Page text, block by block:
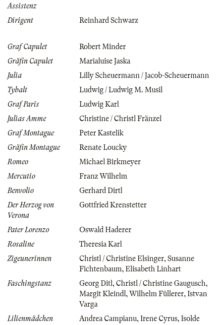
Assistenz
Dirigent Reinhard Schwarz
Graf Capulet
Robert Minder
Gräfin Capulet
Marialuise Jaska
Julia
Lilly Scheuermann / Jacob-Scheuermann
Tybalt
Ludwig / Ludwig M. Musil
Graf Paris
Ludwig Karl
Julias Amme
Christine / Christl Fränzel
Graf Montague
Peter Kastelik
Gräfin Montague
Renate Loucky
Romeo
Michael Birkmeyer
Mercutio
Franz Wilhelm
Benvolio
Gerhard Dirtl
Der Herzog von
Verona
Gottfried Krenstetter
Pater Lorenzo
Oswald Haderer
Rosaline
Theresia Karl
Zigeunerinnen
Christl / Christine Elsinger, Susanne
Fichtenbaum, Elisabeth Linhart
Faschingstanz
Georg Ditl , Christl / Christine Gaugusch,
Margit Kleindl , Wilhelm Füllerer, Istvan
Varga
Lilienmädchen
Andrea Campianu, Irene Cyrus, Isolde